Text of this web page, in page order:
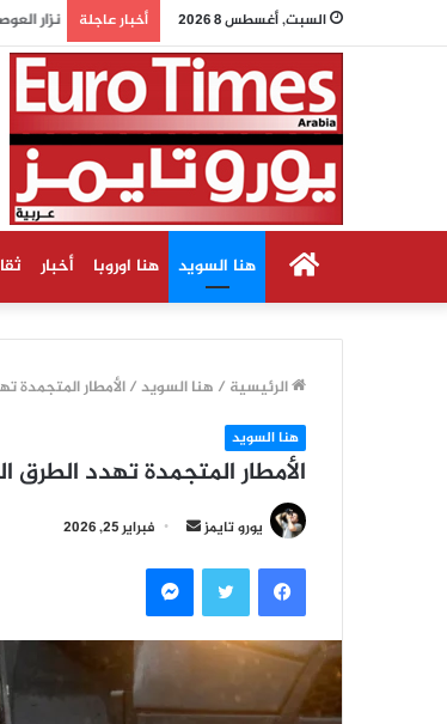
السبت, أغسطس 8 2026 أخبار عاجلة نزار
الرئيسيةهنا السويد هنا اوروبا أخبار
الرئيسية / هنا السويد/الأمطار المتجمدة
هنا السويد
الأمطار المتجمدة تهدد الطرق
يورو تايمز
أرسل
إلكترونيا
فبراير 25, 2026
فيسبوكتويتر ماسنجر